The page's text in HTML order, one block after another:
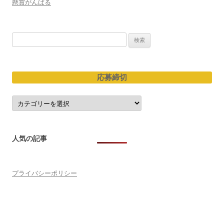
懸賞がんばる
応募締切
応
募
締
人気の記事
プライバシーポリシー